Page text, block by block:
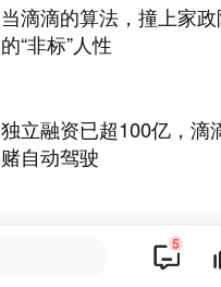
当滴滴的算法，撞上家
的“非标”人性
独立融资已超100亿，滴
赌自动驾驶
5